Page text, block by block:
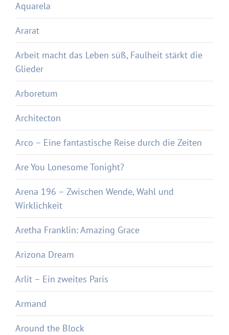
Aquarela
Ararat
Arbeit macht das Leben süß, Faulheit stärkt die
Glieder
Arboretum
Architecton
Arco – Eine fantastische Reise durch die Zeiten
Are You Lonesome Tonight?
Arena 196 – Zwischen Wende, Wahl und
Wirklichkeit
Aretha Franklin: Amazing Grace
Arizona Dream
Arlit – Ein zweites Paris
Armand
Around the Block